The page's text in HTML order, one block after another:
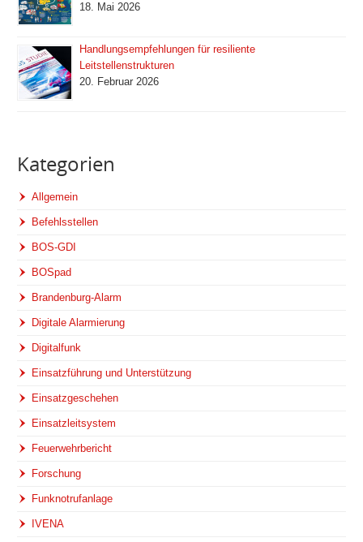
18. Mai 2026
Handlungsempfehlungen für resiliente
Leitstellenstrukturen
20. Februar 2026
Kategorien
Allgemein
Befehlsstellen
BOS-GDI
BOSpad
Brandenburg-Alarm
Digitale Alarmierung
Digitalfunk
Einsatzführung und Unterstützung
Einsatzgeschehen
Einsatzleitsystem
Feuerwehrbericht
Forschung
Funknotrufanlage
IVENA